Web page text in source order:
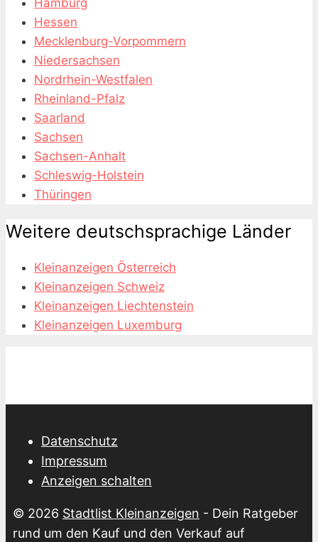
Hessen
Mecklenburg-Vorpommern
Niedersachsen
Nordrhein-Westfalen
Rheinland-Pfalz
Saarland
Sachsen
Sachsen-Anhalt
Schleswig-Holstein
Thüringen
Weitere deutschsprachige Länder
Kleinanzeigen Österreich
Kleinanzeigen Schweiz
Kleinanzeigen Liechtenstein
Kleinanzeigen Luxemburg
Datenschutz
Impressum
Anzeigen schalten
© 2026 Stadtlist Kleinanzeigen - Dein Ratgeber
rund um den Kauf und den Verkauf auf